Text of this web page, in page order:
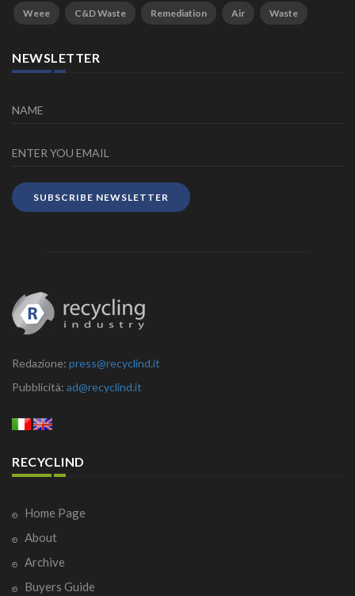
Weee C&D Waste Remediation Air Waste
NEWSLETTER
SUBSCRIBE NEWSLETTER
Redazione: press@recyclind.it
Pubblicità: ad@recyclind.it
RECYCLIND
Home Page
About
Archive
Buyers Guide